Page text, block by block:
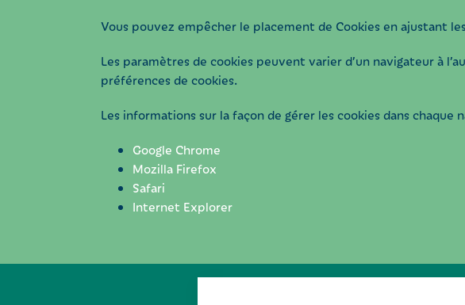
Vous pouvez empêcher le placement de Cookies en ajustant
Les paramètres de cookies peuvent varier d’un navigateur à
préférences de cookies.
Les informations sur la façon de gérer les cookies dans
Google Chrome
Mozilla Firefox
Safari
Internet Explorer